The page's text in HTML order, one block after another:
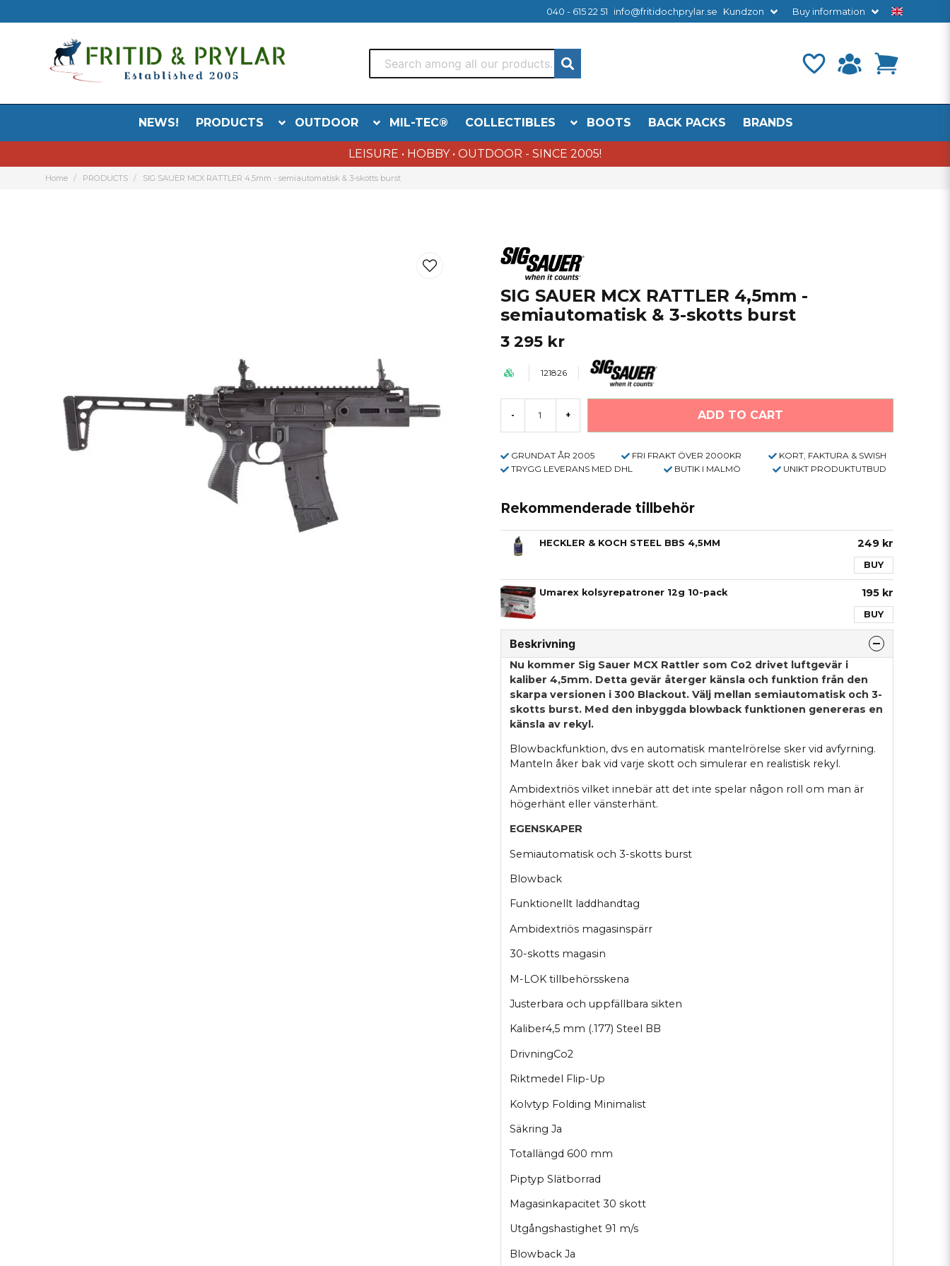
040 - 615 22 51 info@fritidochprylar.se Kundzon Buy information
NEWS! PRODUCTS OUTDOOR MIL-TEC® COLLECTIBLES BOOTS BACK PACKS BRANDS
LEISURE • HOBBY • OUTDOOR - SINCE 2005!
Home PRODUCTS SIG SAUER MCX RATTLER 4,5mm - semiautomatisk & 3-skotts burst
SIG SAUER MCX RATTLER 4,5mm -
semiautomatisk & 3-skotts burst
3 295 kr
121826
- + ADD TO CART
GRUNDAT ÅR 2005 FRI FRAKT ÖVER 2000KR
KORT, FAKTURA & SWISH
TRYGG LEVERANS MED DHL
BUTIK I MALMÖ UNIKT PRODUKTUTBUD
Rekommenderade tillbehör
HECKLER & KOCH STEEL BBS 4,5MM 249 kr
BUY
Umarex kolsyrepatroner 12g 10-pack 195 kr
BUY
Beskrivning
Nu kommer Sig Sauer MCX Rattler som Co2 drivet luftgevär i
kaliber 4,5mm. Detta gevär återger känsla och funktion från den
skarpa versionen i 300 Blackout. Välj mellan semiautomatisk och 3-
skotts burst. Med den inbyggda blowback funktionen genereras en
känsla av rekyl.
Blowbackfunktion, dvs en automatisk mantelrörelse sker vid avfyrning.
Manteln åker bak vid varje skott och simulerar en realistisk rekyl.
Ambidextriös vilket innebär att det inte spelar någon roll om man är
högerhänt eller vänsterhänt.
EGENSKAPER
Semiautomatisk och 3-skotts burst
Blowback
Funktionellt laddhandtag
Ambidextriös magasinspärr
30-skotts magasin
M-LOK tillbehörsskena
Justerbara och uppfällbara sikten
Kaliber4,5 mm (.177) Steel BB
DrivningCo2
Riktmedel Flip-Up
Kolvtyp Folding Minimalist
Säkring Ja
Totallängd 600 mm
Piptyp Slätborrad
Magasinkapacitet 30 skott
Utgångshastighet 91 m/s
Blowback Ja